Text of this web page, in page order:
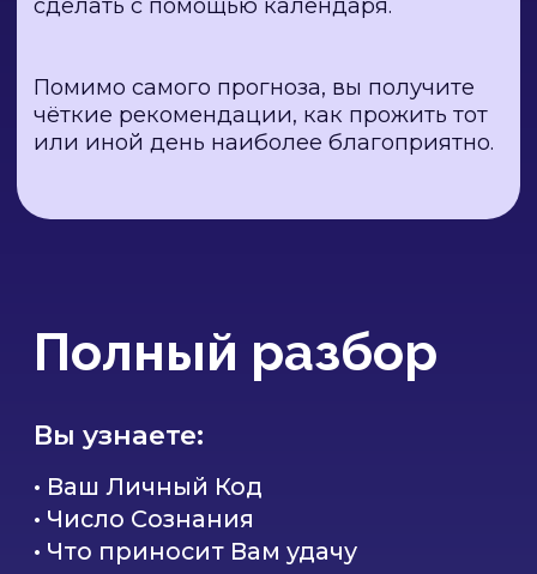
Разбор
совместимости
Вы узнаете:
• Общее Число Сознания